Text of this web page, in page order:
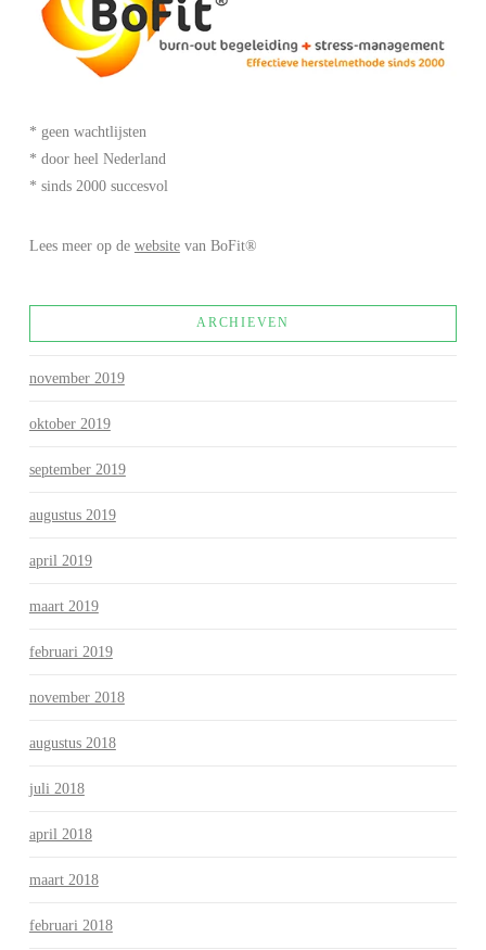
* geen wachtlijsten
* door heel Nederland
* sinds 2000 succesvol
Lees meer op de websitevan BoFit®
ARCHIEVEN
november 2019
oktober 2019
september 2019
augustus 2019
april 2019
maart 2019
februari 2019
november 2018
augustus 2018
juli 2018
april 2018
maart 2018
februari 2018